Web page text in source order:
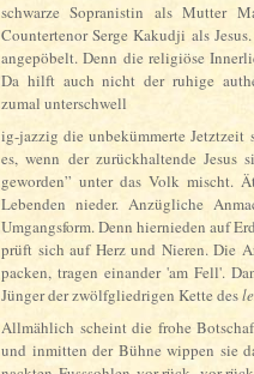
schwarze Sopranistin als Mutter
Countertenor Serge Kakudji als
angepöbelt. Denn die religiöse
Da hilft auch nicht der ruhige
zumal unterschwell
ig-jazzig die unbekümmerte
es, wenn der zurückhaltende
geworden” unter das Volk mischt.
Lebenden nieder. Anzügliche
Umgangsform. Denn hiernieden auf
prüft sich auf Herz und Nieren. Die
packen, tragen einander 'am Fell'.
Jünger der zwölfgliedrigen Kette des
Allmählich scheint die frohe
und inmitten der Bühne wippen sie